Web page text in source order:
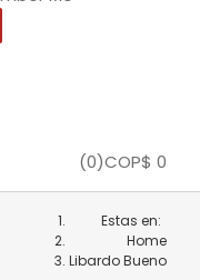
(0)COP$ 0
Estas en:
Home
Libardo Bueno